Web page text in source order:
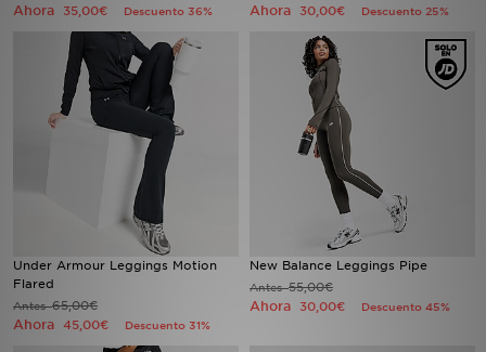
Ahora 35,00€ Descuento 36% Ahora 30,00€ Descuento 25%
Under Armour Leggings Motion
Flared
Antes65,00€
Ahora 45,00€ Descuento 31%
New Balance Leggings Pipe
Antes55,00€
Ahora 30,00€ Descuento 45%
MI JD